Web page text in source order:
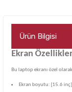
Ürün Bilgisi
Ekran
Bu laptop ekranı özel
Ekran boyutu: [15.6 inç]